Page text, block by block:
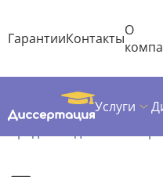
ГарантииКонтактыО
Услуги
ДиссертацияДипломная